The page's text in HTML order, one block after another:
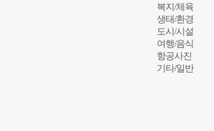
복지/체육
생태/환경
도시/시설
여행/음식
항공사진
기타/일반